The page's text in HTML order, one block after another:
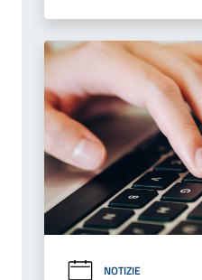
NOTIZIE